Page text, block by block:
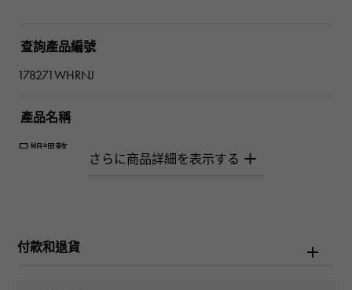
查詢產品編號
178271WHRNJ
產品名稱
日期調整
付款和退貨